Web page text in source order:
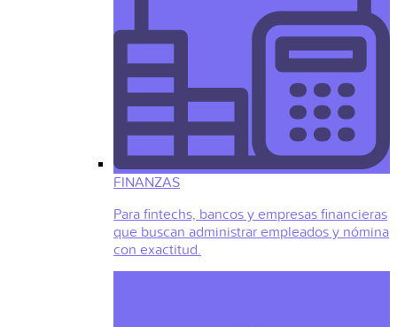
FINANZAS
Para fintechs, bancos y empresas financieras
que buscan administrar empleados y nómina
con exactitud.